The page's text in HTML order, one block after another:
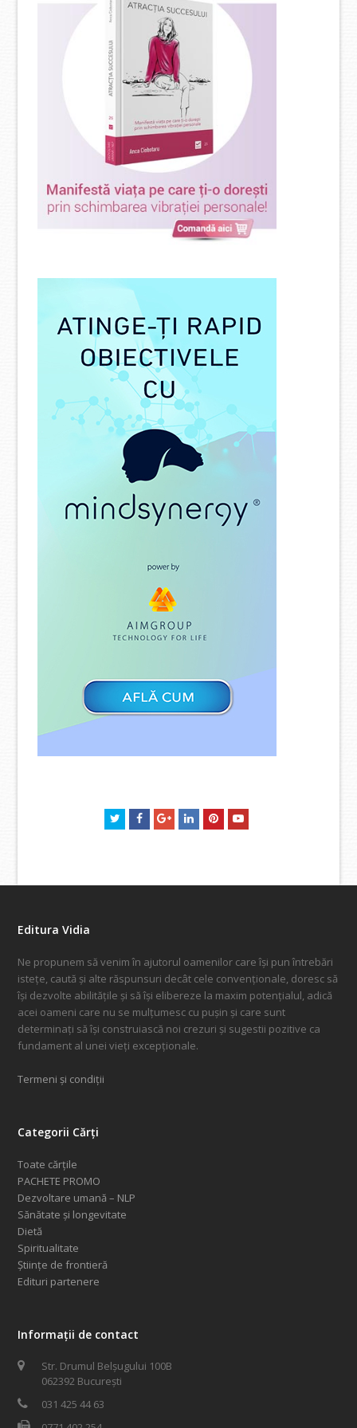
TwitterFacebookGooglePlus
LinkedInPinterestYoutube
Editura Vidia
Ne propunem să venim în ajutorul oamenilor care își pun întrebări
istețe, caută și alte răspunsuri decât cele convenționale, doresc să
își dezvolte abilitățile și să își elibereze la maxim potențialul, adică
acei oameni care nu se mulțumesc cu pușin și care sunt
determinați să își construiască noi crezuri și sugestii pozitive ca
fundament al unei vieți excepționale.
Termeni și condiții
Categorii Cărți
Toate cărțile
PACHETE PROMO
Dezvoltare umană – NLP
Sănătate și longevitate
Dietă
Spiritualitate
Științe de frontieră
Edituri partenere
Informații de contact
Str. Drumul Belșugului 100B
062392 București
031 425 44 63